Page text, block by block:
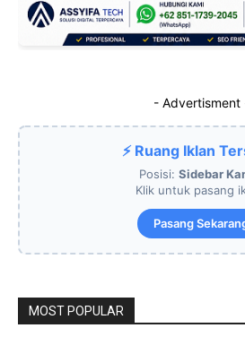
- Advertisment
⚡ Ruang Iklan
Posisi: Sidebar
Klik untuk pasang
Pasang
MOST POPULAR